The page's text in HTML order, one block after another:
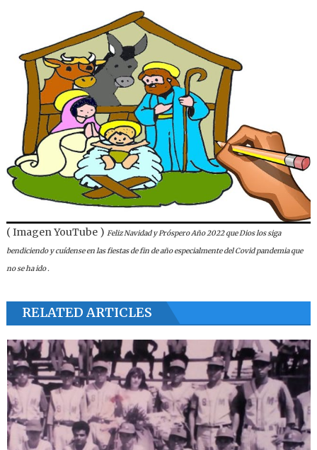
( Imagen YouTube ) Feliz Navidad y Próspero Año 2022 que Dios los siga
bendiciendo y cuídense en las fiestas de fin de año especialmente del Covid pandemia que
no se ha ido .
RELATED ARTICLES